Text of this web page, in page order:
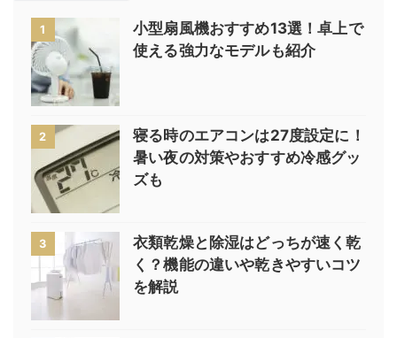
1
小型扇風機おすすめ13選！卓上で
使える強力なモデルも紹介
2
寝る時のエアコンは27度設定に！
暑い夜の対策やおすすめ冷感グッ
ズも
3
衣類乾燥と除湿はどっちが速く乾
く？機能の違いや乾きやすいコツ
を解説